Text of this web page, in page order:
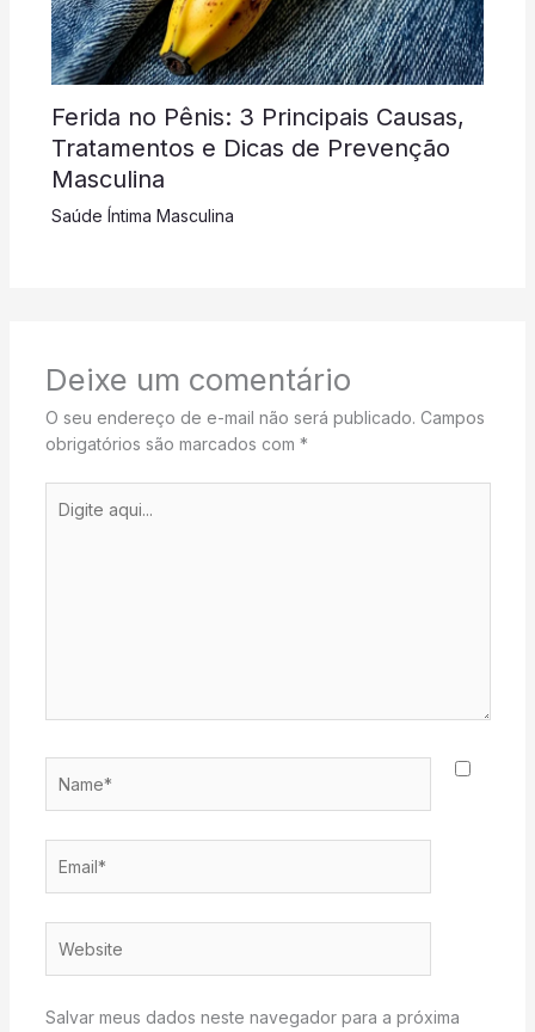
Ferida no Pênis: 3 Principais Causas,
Tratamentos e Dicas de Prevenção
Masculina
Saúde Íntima Masculina
Deixe um comentário
O seu endereço de e-mail não será publicado. Campos
obrigatórios são marcados com *
aqui...
Salvar meus dados neste navegador para a próxima